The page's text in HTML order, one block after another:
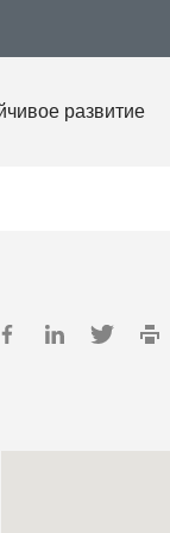
развитие